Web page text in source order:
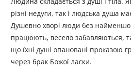
різні недуги, так і людська душа
Душевно хворі люди без
працюють, весело забавляються,
що їхні душі опановані проказою
через брак Божої ласки.